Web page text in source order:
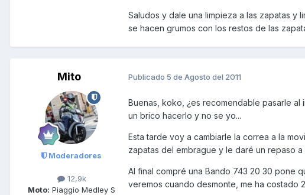
Saludos y dale una limpieza a las zapatas y
se hacen grumos con los restos de las
Mito
Moderadores
12,9k
Moto: Piaggio Medley S
Publicado 5 de Agosto del 2011
Buenas, koko, ¿es recomendable pasarle
un brico hacerlo y no se yo...
Esta tarde voy a cambiarle la correa a la
zapatas del embrague y le daré un repaso
Al final compré una Bando 743 20 30 pone
veremos cuando desmonte, me ha costado